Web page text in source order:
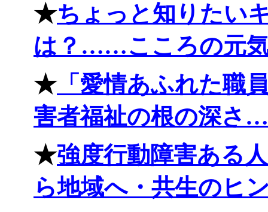
★ちょっと知りたい
は？……こころの元
★「愛情あふれた職
害者福祉の根の深さ
★強度行動障害ある
ら地域へ・共生のヒ